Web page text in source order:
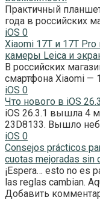
Практичный
года в российских
iOS 0
Xiaomi 17T и 17T
камеры Leica и
В российских
смартфона Xiaomi —
iOS 0
Что нового в iOS
iOS 26.3.1 вышла 4
23D8133. Вышло
iOS 0
Consejos prácticos
cuotas mejoradas sin
¡Espera… esto no es
las reglas cambian.
Добавить